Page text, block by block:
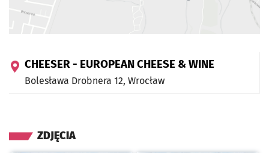
CHEESER - EUROPEAN CHEESE & WINE
Bolesława Drobnera 12, Wrocław
ZDJĘCIA